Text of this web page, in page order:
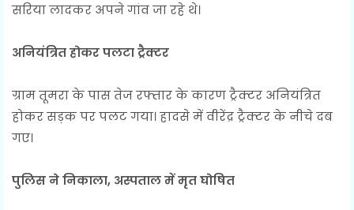
सरिया लादकर अपने गांव जा रहे थे।
अनियंत्रित होकर पलटा ट्रैक्टर
ग्राम तूमरा के पास तेज रफ्तार के कारण ट्रैक्टर अनियंत्रित
होकर सड़क पर पलट गया। हादसे में वीरेंद्र ट्रैक्टर के नीचे दब
गए।
पुलिस ने निकाला, अस्पताल में मृत घोषित